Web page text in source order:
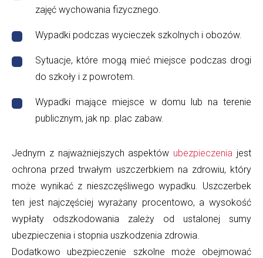
zajęć wychowania fizycznego.
Wypadki podczas wycieczek szkolnych i obozów.
Sytuacje, które mogą mieć miejsce podczas drogi
do szkoły i z powrotem.
Wypadki mające miejsce w domu lub na terenie
publicznym, jak np. plac zabaw.
Jednym z najważniejszych aspektów ubezpieczenia jest
ochrona przed trwałym uszczerbkiem na zdrowiu, który
może wynikać z nieszczęśliwego wypadku. Uszczerbek
ten jest najczęściej wyrażany procentowo, a wysokość
wypłaty odszkodowania zależy od ustalonej sumy
ubezpieczenia i stopnia uszkodzenia zdrowia.
Dodatkowo ubezpieczenie szkolne może obejmować